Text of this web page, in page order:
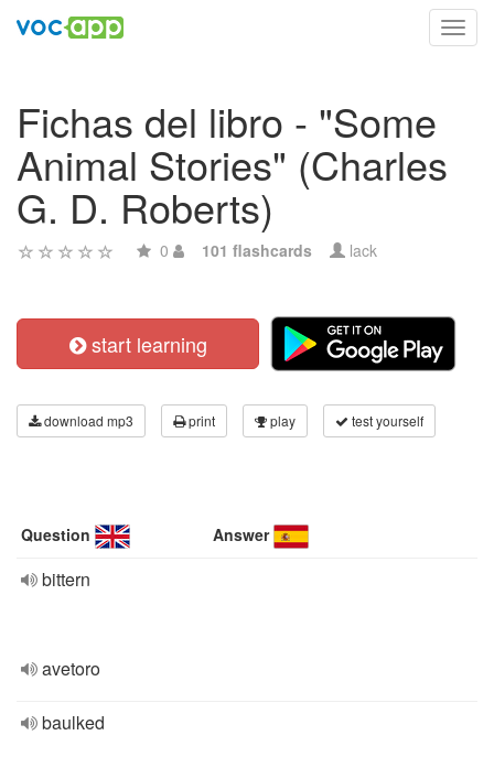
Fichas del libro - "Some
Animal Stories" (Charles
G. D. Roberts)
0 101 flashcards lack
start learning
download mp3 print play test yourself
Question Answer
bittern
avetoro
baulked